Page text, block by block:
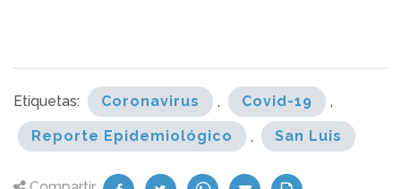
Etiquetas: Coronavirus , Covid-19 ,
Reporte Epidemiológico , San Luis